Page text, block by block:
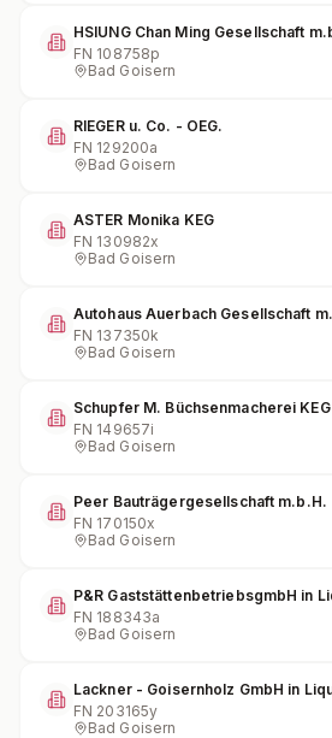
HSIUNG Chan Ming Gesellschaft
FN 108758p
Bad Goisern
RIEGER u. Co. - OEG.
FN 129200a
Bad Goisern
ASTER Monika KEG
FN 130982x
Bad Goisern
Autohaus Auerbach Gesellschaft
FN 137350k
Bad Goisern
Schupfer M. Büchsenmacherei KEG
FN 149657i
Bad Goisern
Peer Bauträgergesellschaft m.b.H.
FN 170150x
Bad Goisern
P&R GaststättenbetriebsgmbH in
FN 188343a
Bad Goisern
Lackner - Goisernholz GmbH in
FN 203165y
Bad Goisern